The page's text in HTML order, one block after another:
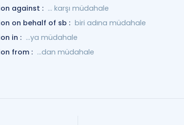
against : ... karşı müdahale
on behalf of sb : biri adına müdahale
in : …ya müdahale
from : ...dan müdahale